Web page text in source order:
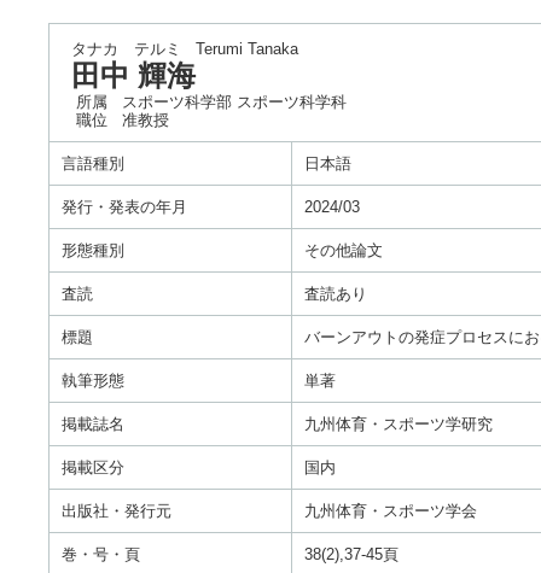
タナカ テルミ Terumi Tanaka
田中 輝海
所属
スポーツ科学部 スポーツ科学科
職位
准教授
言語種別 日本語
発行・発表の年月 2024/03
形態種別 その他論文
査読 査読あり
標題 バーンアウトの発症プロセスに
執筆形態 単著
掲載誌名 九州体育・スポーツ学研究
掲載区分 国内
出版社・発行元 九州体育・スポーツ学会
巻・号・頁 38(2),37-45頁